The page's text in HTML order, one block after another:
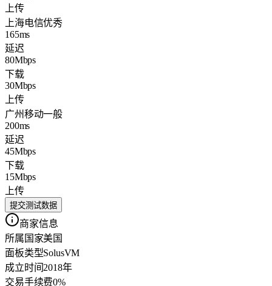
上传
上海电信优秀
165ms
延迟
80Mbps
下载
30Mbps
上传
广州移动一般
200ms
延迟
45Mbps
下载
15Mbps
上传
提交测试数据
商家信息
所属国家美国
面板类型SolusVM
成立时间2018年
交易手续费0%